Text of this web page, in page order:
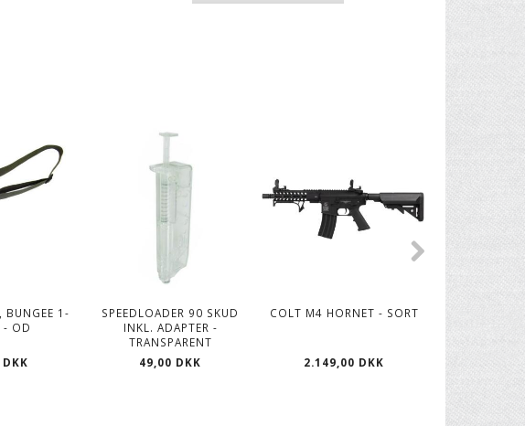
BUNGEE 1-
- OD
SPEEDLOADER 90 SKUD
INKL. ADAPTER -
TRANSPARENT
49,00 DKK
COLT M4 HORNET - SORT
2.149,00 DKK
AIRSOFT